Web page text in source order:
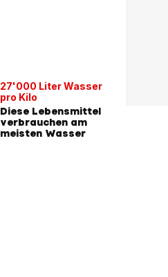
27'000 Liter Wasser
pro Kilo
Diese Lebensmittel
verbrauchen am
meisten Wasser